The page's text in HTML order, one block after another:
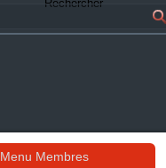
Rechercher
Menu Membres